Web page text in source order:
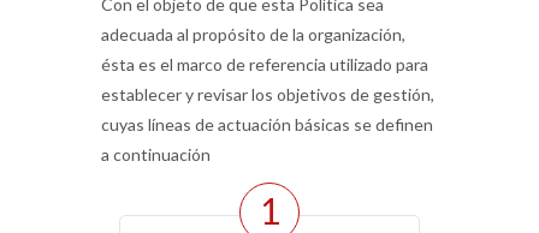
Con el objeto de que esta Política sea
adecuada al propósito de la organización,
ésta es el marco de referencia utilizado para
establecer y revisar los objetivos de gestión,
cuyas líneas de actuación básicas se definen
a continuación
1